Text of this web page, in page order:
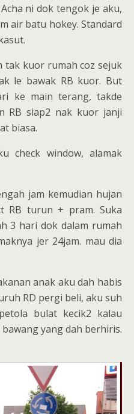
ni dok tengok je aku,
air batu hokey. Standard
tak kuor rumah coz sejuk
le bawak RB kuor. But
ke main terang, takde
RB siap2 nak kuor janji
biasa.
check window, alamak
jam kemudian hujan
RB turun + pram. Suka
3 hari dok dalam rumah
jer 24jam. mau dia
anak aku dah habis
RD pergi beli, aku suh
bulat kecik2 kalau
yang dah berhiris.